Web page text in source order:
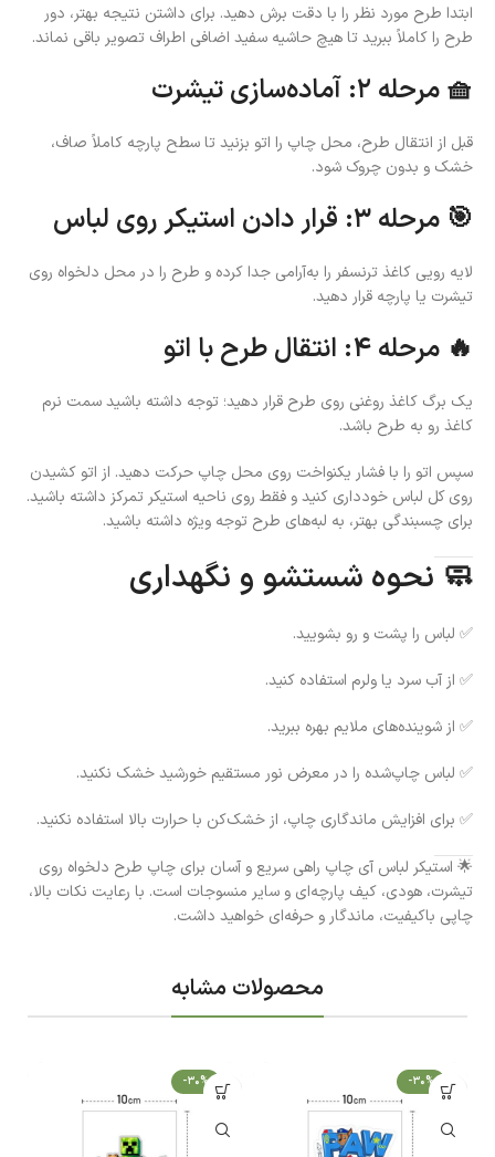
ابتدا طرح مورد نظر را با دقت برش دهید. برای داشتن نتیجه بهتر، دور
طرح را کاملاً ببرید تا هیچ حاشیه سفید اضافی اطراف تصویر باقی نماند.
🧺 مرحله ۲: آماده‌سازی تیشرت
قبل از انتقال طرح، محل چاپ را اتو بزنید تا سطح پارچه کاملاً صاف،
خشک و بدون چروک شود.
🎯 مرحله ۳: قرار دادن استیکر روی لباس
لایه رویی کاغذ ترنسفر را به‌آرامی جدا کرده و طرح را در محل دلخواه روی
تیشرت یا پارچه قرار دهید.
🔥 مرحله ۴: انتقال طرح با اتو
یک برگ کاغذ روغنی روی طرح قرار دهید؛ توجه داشته باشید سمت نرم
کاغذ رو به طرح باشد.
سپس اتو را با فشار یکنواخت روی محل چاپ حرکت دهید. از اتو کشیدن
روی کل لباس خودداری کنید و فقط روی ناحیه استیکر تمرکز داشته باشید.
برای چسبندگی بهتر، به لبه‌های طرح توجه ویژه داشته باشید.
🧼 نحوه شستشو و نگهداری
✅ لباس را پشت و رو بشویید.
✅ از آب سرد یا ولرم استفاده کنید.
✅ از شوینده‌های ملایم بهره ببرید.
✅ لباس چاپ‌شده را در معرض نور مستقیم خورشید خشک نکنید.
✅ برای افزایش ماندگاری چاپ، از خشک‌کن با حرارت بالا استفاده نکنید.
🌟 استیکر لباس آی چاپ راهی سریع و آسان برای چاپ طرح دلخواه روی
تیشرت، هودی، کیف پارچه‌ای و سایر منسوجات است. با رعایت نکات بالا،
چاپی باکیفیت، ماندگار و حرفه‌ای خواهید داشت.
محصولات مشابه
-30%
-30%